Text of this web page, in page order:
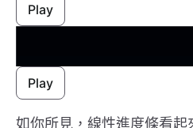
Play
Play
如你所見，線性進度條看